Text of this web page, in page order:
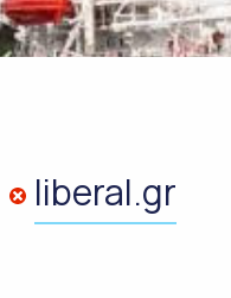
liberal.gr